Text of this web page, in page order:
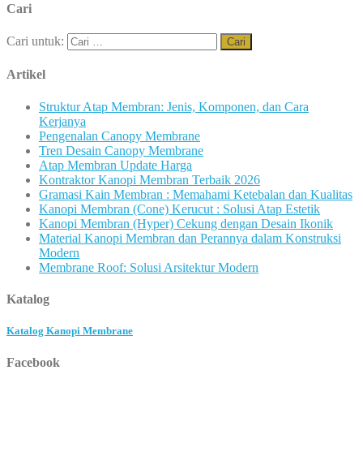
Cari
Cari untuk:
Artikel
Struktur Atap Membran: Jenis, Komponen, dan Cara
Kerjanya
Pengenalan Canopy Membrane
Tren Desain Canopy Membrane
Atap Membran Update Harga
Kontraktor Kanopi Membran Terbaik 2026
Gramasi Kain Membran : Memahami Ketebalan dan Kualitas
Kanopi Membran (Cone) Kerucut : Solusi Atap Estetik
Kanopi Membran (Hyper) Cekung dengan Desain Ikonik
Material Kanopi Membran dan Perannya dalam Konstruksi
Modern
Membrane Roof: Solusi Arsitektur Modern
Katalog
Katalog Kanopi Membrane
Facebook